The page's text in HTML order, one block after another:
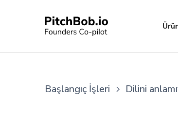
Başlangıç İşleri Dilini